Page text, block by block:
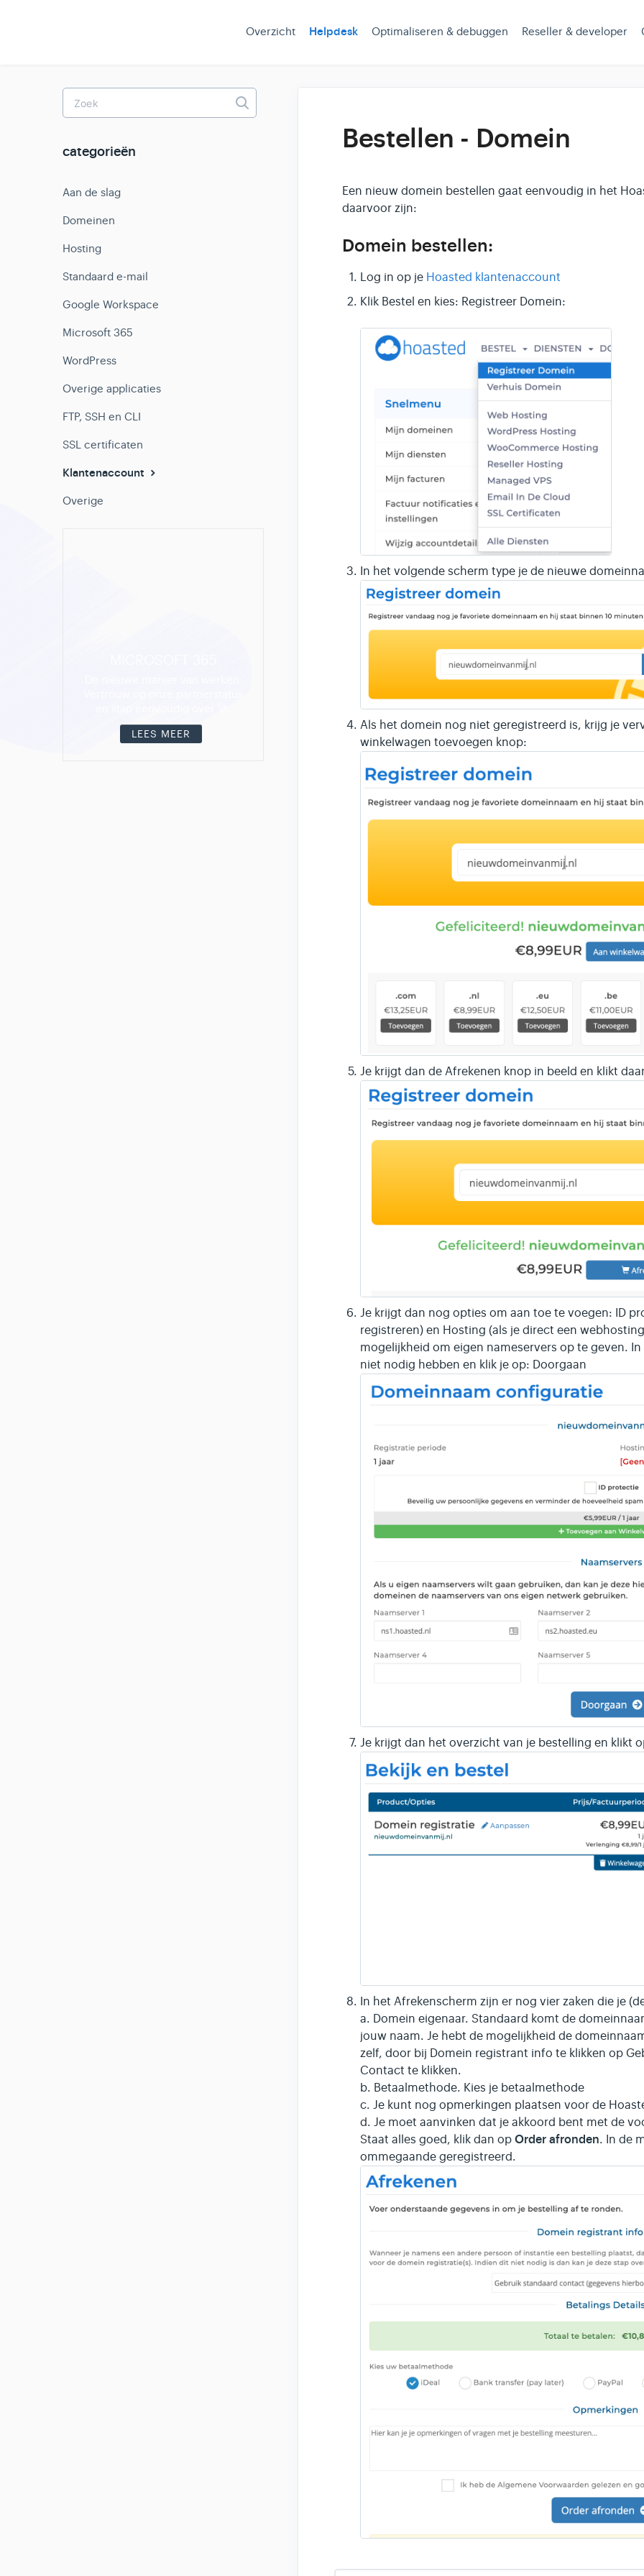
Overzicht Helpdesk Optimaliseren & debuggen Reseller & developer
Bestellen - Domein
Een nieuw domein bestellen gaat eenvoudig in het
daarvoor zijn:
Domein bestellen:
Log in op je Hoasted klantenaccount
Klik Bestel en kies: Registreer Domein:
In het volgende scherm type je de nieuwe
Als het domein nog niet geregistreerd is, krijg je
winkelwagen toevoegen knop:
Je krijgt dan de Afrekenen knop in beeld en klikt
Je krijgt dan nog opties om aan toe te voegen: ID
registreren) en Hosting (als je direct een
mogelijkheid om eigen nameservers op te geven.
niet nodig hebben en klik je op: Doorgaan
Je krijgt dan het overzicht van je bestelling en klikt
In het Afrekenscherm zijn er nog vier zaken die je
a. Domein eigenaar. Standaard komt de
jouw naam. Je hebt de mogelijkheid de
zelf, door bij Domein registrant info te klikken op
Contact te klikken.
b. Betaalmethode. Kies je betaalmethode
c. Je kunt nog opmerkingen plaatsen voor de
d. Je moet aanvinken dat je akkoord bent met de
Staat alles goed, klik dan op Order afronden. In de
ommegaande geregistreerd.
Toggle
Search
categorieën
Aan de slag
Domeinen
Hosting
Standaard e-mail
Google Workspace
Microsoft 365
WordPress
Overige applicaties
FTP, SSH en CLI
SSL certificaten
Klantenaccount
Overige
LEES MEER